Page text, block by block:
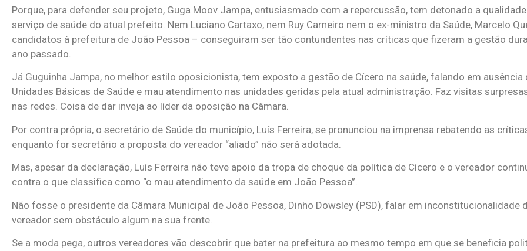
Porque, para defender seu projeto, Guga Moov Jampa, entusiasmado com a repercussão, tem detonado a
serviço de saúde do atual prefeito. Nem Luciano Cartaxo, nem Ruy Carneiro nem o ex-ministro da Saúde, Marcelo
candidatos à prefeitura de João Pessoa – conseguiram ser tão contundentes nas críticas que fizeram a gestão
ano passado.
Já Guguinha Jampa, no melhor estilo oposicionista, tem exposto a gestão de Cícero na saúde, falando em
Unidades Básicas de Saúde e mau atendimento nas unidades geridas pela atual administração. Faz visitas
nas redes. Coisa de dar inveja ao líder da oposição na Câmara.
Por contra própria, o secretário de Saúde do município, Luís Ferreira, se pronunciou na imprensa rebatendo as
enquanto for secretário a proposta do vereador “aliado” não será adotada.
Mas, apesar da declaração, Luís Ferreira não teve apoio da tropa de choque da política de Cícero e o vereador
contra o que classifica como “o mau atendimento da saúde em João Pessoa”.
Não fosse o presidente da Câmara Municipal de João Pessoa, Dinho Dowsley (PSD), falar em inconstitucionalidade
vereador sem obstáculo algum na sua frente.
Se a moda pega, outros vereadores vão descobrir que bater na prefeitura ao mesmo tempo em que se beneficia